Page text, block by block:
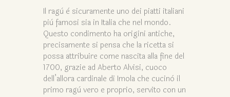
Il ragù è sicuramente uno dei piatti italiani
più famosi sia in Italia che nel mondo.
Questo condimento ha origini antiche,
precisamente si pensa che la ricetta si
possa attribuire come nascita alla fine del
1700, grazie ad Aberto Alvisi, cuoco
dell’allora cardinale di Imola che cucinò il
primo ragù vero e proprio, servito con un